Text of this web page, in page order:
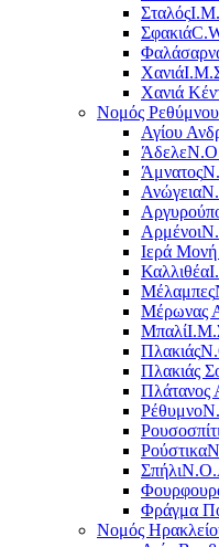
Σταλός
Σφακιά
Χανιά
Χανιά
Νομός Ρεθύμνου
Αγίου
Άδελε
Άμνατος
Ανώγεια
Αρμένοι
Ιερά
Καλλιθέα
Μέλαμπες
Μέρωνας
Μπαλί
Πλακιάς
Πλακιάς
Πλάτανος
Ρέθυμνο
Ρουσοσπίτι
Ρούστικα
Σπήλι
Φράγμα
Νομός